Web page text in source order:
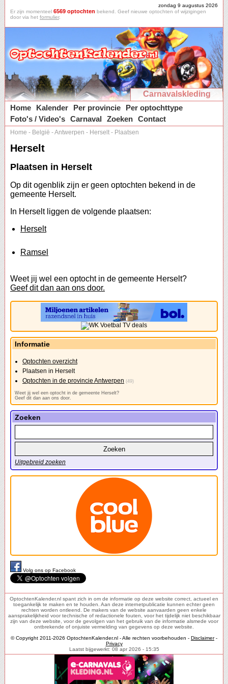
zondag 9 augustus 2026
Er zijn momenteel 6569 optochten bekend. Geef nieuwe optochten of wijzigingen
door via het formulier.
Carnavalskleding
Home
Kalender Per provincie
Per optochttype
Foto's / Video's Carnaval Zoeken Contact
Home - België -Antwerpen - Herselt - Plaatsen
Herselt
Plaatsen in Herselt
Op dit ogenblik zijn er geen optochten bekend in de
gemeente Herselt.
In Herselt liggen de volgende plaatsen:
Herselt
Ramsel
Weet jij wel een optocht in de gemeente Herselt?
Geef dit dan aan ons door.
Informatie
Optochten overzicht
Plaatsen in Herselt
Optochten in de provincie Antwerpen (49)
Weet jij wel een optocht in de gemeente Herselt?
Geef dit dan aan ons door.
Zoeken
Uitgebreid zoeken
Volg ons op Facebook
OptochtenKalender.nl spant zich in om de informatie op deze website correct, actueel en
toegankelijk te maken en te houden. Aan deze internetpublicatie kunnen echter geen
rechten worden ontleend. De makers van de website aanvaarden geen enkele
aansprakelijkheid voor technische of redactionele fouten, voor het tijdelijk niet beschikbaar
zijn van deze website, voor de gevolgen van het gebruik van de informatie alsmede voor
ontbrekende of onjuiste vermelding van gegevens op deze website.
© Copyright 2011-2026 OptochtenKalender.nl - Alle rechten voorbehouden - Disclaimer-
Privacy
Laatst bijgewerkt: 08 apr 2026 - 15:35